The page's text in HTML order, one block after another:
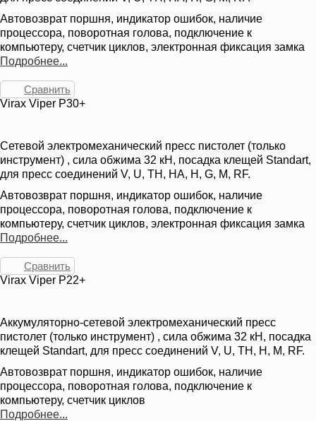
Автовозврат поршня, индикатор ошибок, наличие
процессора, поворотная голова, подключение к
компьютеру, счетчик циклов, электронная фиксация замка
Подробнее...
Сравнить
Virax Viper P30+
Сетевой электромеханический пресс пистолет (только
инструмент) , сила обжима 32 кН, посадка клещей Standart,
для пресс соединений V, U, TH, HA, H, G, M, RF.
Автовозврат поршня, индикатор ошибок, наличие
процессора, поворотная голова, подключение к
компьютеру, счетчик циклов, электронная фиксация замка
Подробнее...
Сравнить
Virax Viper P22+
Аккумуляторно-сетевой электромеханический пресс
пистолет (только инструмент) , сила обжима 32 кН, посадка
клещей Standart, для пресс соединений V, U, TH, H, M, RF.
Автовозврат поршня, индикатор ошибок, наличие
процессора, поворотная голова, подключение к
компьютеру, счетчик циклов
Подробнее...